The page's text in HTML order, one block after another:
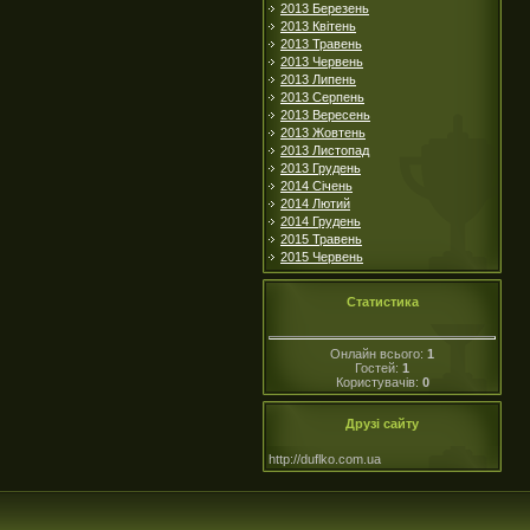
2013 Березень
2013 Квітень
2013 Травень
2013 Червень
2013 Липень
2013 Серпень
2013 Вересень
2013 Жовтень
2013 Листопад
2013 Грудень
2014 Січень
2014 Лютий
2014 Грудень
2015 Травень
2015 Червень
Статистика
Онлайн всього: 1
Гостей: 1
Користувачів: 0
Друзі сайту
http://duflko.com.ua